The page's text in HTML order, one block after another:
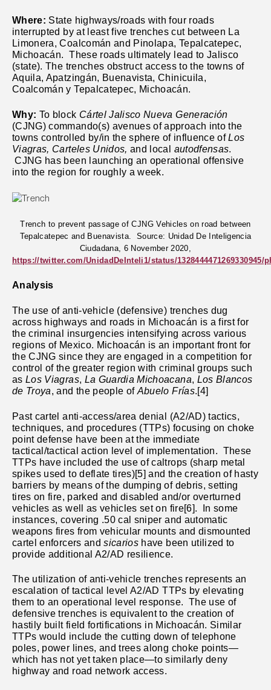
Where: State highways/roads with four roads
interrupted by at least five trenches cut between La
Limonera, Coalcomán and Pinolapa, Tepalcatepec,
Michoacán. These roads ultimately lead to Jalisco
(state). The trenches obstruct access to the towns of
Aquila, Apatzingán, Buenavista, Chinicuila,
Coalcomán y Tepalcatepec, Michoacán.
Why: To block Cártel Jalisco Nueva Generación
(CJNG) commando(s) avenues of approach into the
towns controlled by/in the sphere of influence ofLos
Viagras, Carteles Unidos,and local autodfensas.
CJNG has been launching an operational offensive
into the region for roughly a week.
Trench to prevent passage of CJNG Vehicles on road between
Tepalcatepec and Buenavista. Source: Unidad De Inteligencia
Ciudadana, 6 November 2020,
https://twitter.com/UnidadDeInteli1/status/1328444471269330945/
Analysis
The use of anti-vehicle (defensive) trenches dug
across highways and roads in Michoacán is a first for
the criminal insurgencies intensifying across various
regions of Mexico. Michoacán is an important front for
the CJNG since they are engaged in a competition for
control of the greater region with criminal groups such
asLos Viagras, La Guardia Michoacana, Los Blancos
de Troya, and the people of Abuelo Frías.[4]
Past cartel anti-access/area denial (A2/AD) tactics,
techniques, and procedures (TTPs) focusing on choke
point defense have been at the immediate
tactical/tactical action level of implementation. These
TTPs have included the use of caltrops (sharp metal
spikes used to deflate tires)[5] and the creation of hasty
barriers by means of the dumping of debris, setting
tires on fire, parked and disabled and/or overturned
vehicles as well as vehicles set on fire[6]. In some
instances, covering .50 cal sniper and automatic
weapons fires from vehicular mounts and dismounted
cartel enforcers andsicarios have been utilized to
provide additional A2/AD resilience.
The utilization of anti-vehicle trenches represents an
escalation of tactical level A2/AD TTPs by elevating
them to an operational level response. The use of
defensive trenches is equivalent to the creation of
hastily built field fortifications in Michoacán. Similar
TTPs would include the cutting down of telephone
poles, power lines, and trees along choke points—
which has not yet taken place—to similarly deny
highway and road network access.